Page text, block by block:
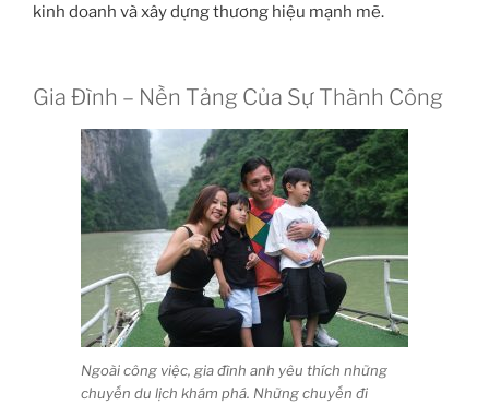
kinh doanh và xây dựng thương hiệu mạnh mẽ.
Gia Đình – Nền Tảng Của Sự Thành Công
Ngoài công việc, gia đình anh yêu thích những
chuyến du lịch khám phá. Những chuyến đi